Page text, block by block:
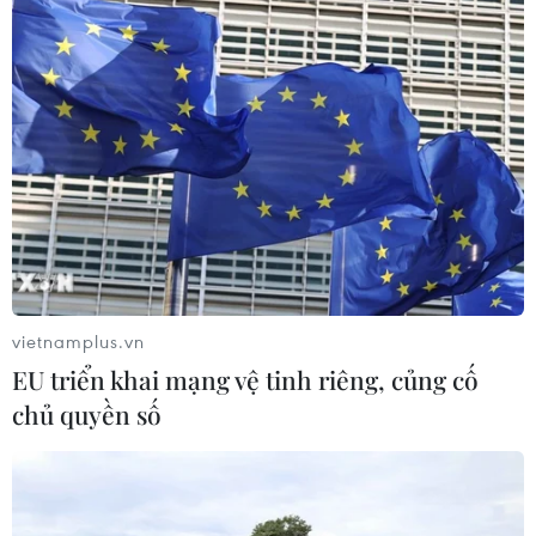
nhảy
07/08/2026 11:38
Xem trực tiếp Việt Nam-Campuchia
tại ASEAN Cup 2026 trên kênh nào?
07/08/2026 09:49
Nhận định Singapore vs
Indonesia (20h ngày 7/8): Cuộc quyết
đấu giành tấm vé bán kết duy nhất
07/08/2026 08:41
vietnamplus.vn
EU triển khai mạng vệ tinh riêng, củng cố
chủ quyền số